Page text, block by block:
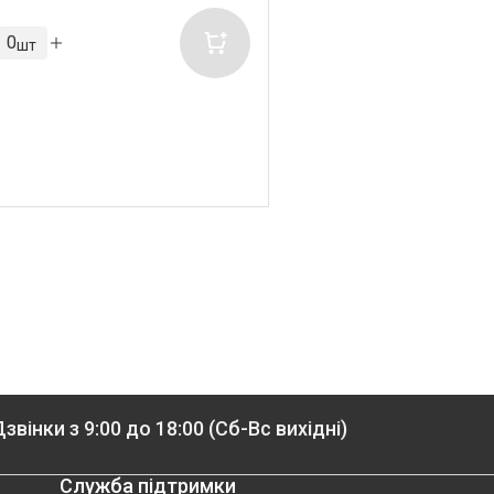
шт
з 9:00 до 18:00 (Сб-Вс вихідні)
Служба підтримки